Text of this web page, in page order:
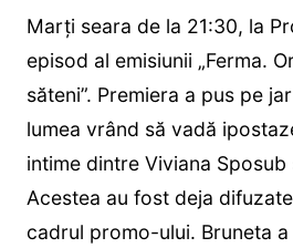
Marți seara de la 21:30, la
episod al emisiunii „Ferma.
săteni”. Premiera a pus pe
lumea vrând să vadă
intime dintre Viviana Sposub
Acestea au fost deja
cadrul promo-ului. Bruneta